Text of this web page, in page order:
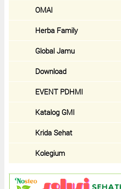
OMAI
Herba Family
Global Jamu
Download
EVENT PDHMI
Katalog GMI
Krida Sehat
Kolegium